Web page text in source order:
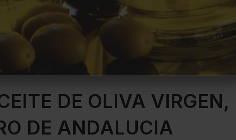
DE OLIVA VIRGEN,
DE ANDALUCIA